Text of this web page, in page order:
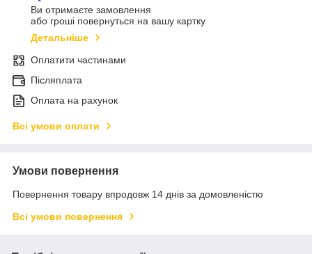
Ви отримаєте замовлення
або гроші повернуться на вашу картку
Детальніше
Оплатити частинами
Післяплата
Оплата на рахунок
Всі умови оплати
Умови повернення
Повернення товару впродовж 14 днів за домовленістю
Всі умови повернення